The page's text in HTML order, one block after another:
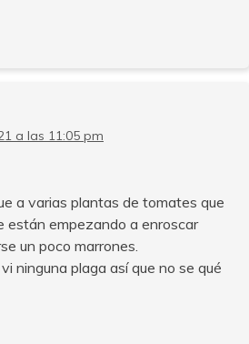
a las 11:05 pm
a varias plantas de tomates que
están empezando a enroscar
un poco marrones.
ninguna plaga así que no se qué